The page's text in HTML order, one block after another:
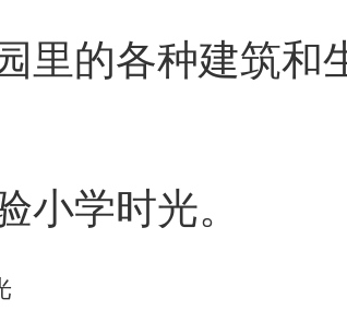
里的各种建筑和
小学时光。